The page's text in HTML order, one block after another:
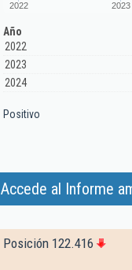
2022 2023
Año
2022
2023
2024
Positivo
Accede al Informe
Posición 122.416